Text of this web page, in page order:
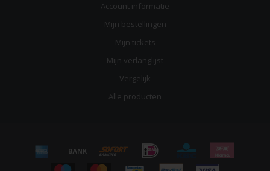
Account informatie
Mijn bestellingen
Mijn tickets
Mijn verlanglijst
Vergelijk
Alle producten